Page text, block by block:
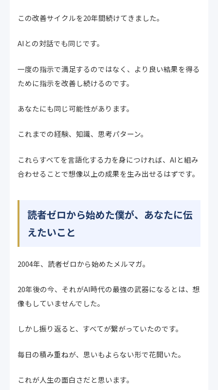
この改善サイクルを20年間続けてきました。
AIとの対話でも同じです。
一度の指示で満足するのではなく、より良い結果を得る
ために指示を改善し続けるのです。
あなたにも同じ可能性があります。
これまでの経験、知識、思考パターン。
これらすべてを言語化する力を身につければ、AIと組み
合わせることで想像以上の成果を生み出せるはずです。
読者ゼロから始めた僕が、あなたに伝
えたいこと
2004年、読者ゼロから始めたメルマガ。
20年後の今、それがAI時代の最強の武器になるとは、想
像もしていませんでした。
しかし振り返ると、すべてが繋がっていたのです。
毎日の積み重ねが、思いもよらない形で花開いた。
これが人生の面白さだと思います。